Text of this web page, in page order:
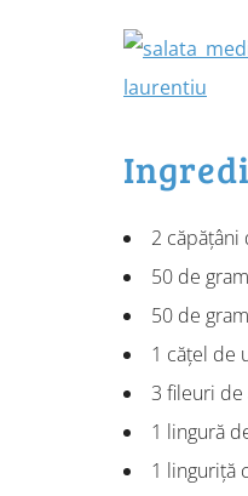
2 căpățâni
50 de
50 de
1 cățel de
3 fileuri de
1 lingură
1 linguriță